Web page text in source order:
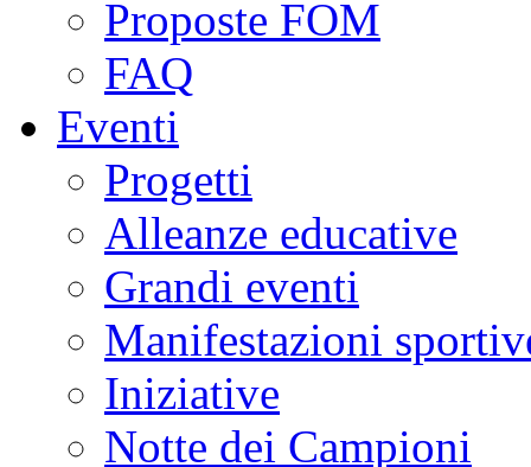
Proposte FOM
FAQ
Eventi
Progetti
Alleanze educative
Grandi eventi
Manifestazioni
Iniziative
Notte dei Campioni